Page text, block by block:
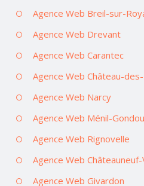
Agence Web Breil-sur-
Agence Web Drevant
Agence Web Carantec
Agence Web Château-
Agence Web Narcy
Agence Web Ménil-
Agence Web Rignovelle
Agence Web Châteauneuf-
Agence Web Givardon